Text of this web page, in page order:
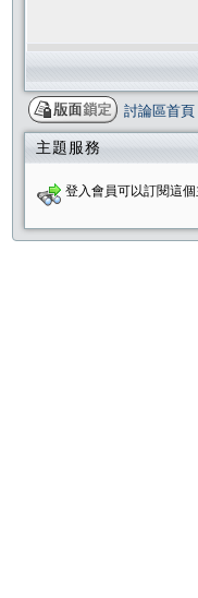
討論區首頁
主題服務
登入會員可以訂閱這個